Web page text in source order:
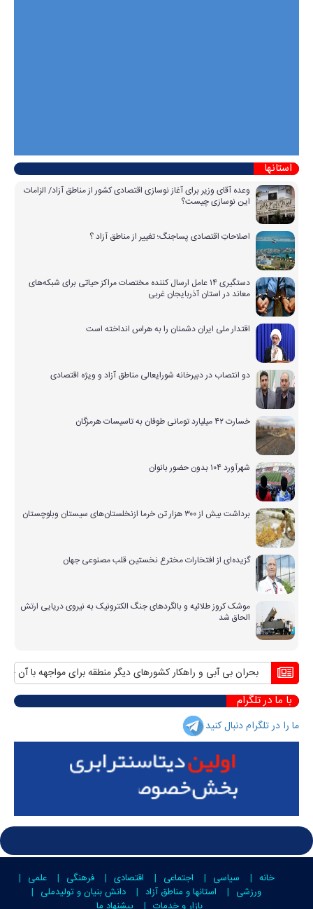
استانها
وعده آقای وزیر برای آغاز نوسازی اقتصادی کشور از مناطق آزاد/ الزامات
این نوسازی چیست؟
اصلاحاتِ اقتصادی پساجنگ؛ تغییر از مناطق آزاد ؟
دستگیری ۱۴ عامل ارسال کننده مختصات مراکز حیاتی برای شبکه‌های
معاند در استان آذربایجان غربی
اقتدار ملی ایران دشمنان را به هراس انداخته است
دو انتصاب در دبیرخانه شورایعالی مناطق آزاد و ویژه اقتصادی
خسارت ۴۲ میلیارد تومانی طوفان به تاسیسات هرمزگان
شهرآورد ۱۰۴ بدون حضور بانوان
برداشت بیش از ۳۰۰ هزار تن خرما ازنخلستان‌های سیستان وبلوچستان
گزیده‌ای از افتخارات مخترع نخستین قلب مصنوعی جهان
موشک کروز طلائیه و بالگردهای جنگ الکترونیک به نیروی دریایی ارتش
الحاق شد
بحران بی آبی و راهکار کشورهای دیگر منطقه برای مواجهه با آن منافع
با ما در تلگرام
ما را در تلگرام دنبال کنید
خانه سیاسی اجتماعی اقتصادی فرهنگی
علمی
ورزشی
استانها و مناطق آزاد
دانش بنیان و تولیدملی